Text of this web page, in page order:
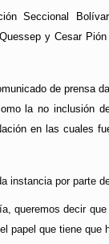
Seccional
y Cesar
de prensa
la no inclusión
en las cuales
instancia por parte
queremos decir
papel que tiene que